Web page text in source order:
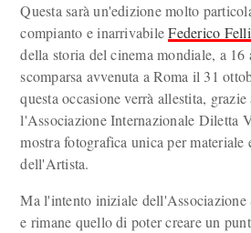
Questa sarà un'edizione molto
compianto e inarrivabileFederico
della storia del cinema mondiale, a 16
scomparsa avvenuta a Roma il 31
questa occasione verrà allestita,
l'Associazione Internazionale Diletta
mostra fotografica unica per materiale
dell'Artista.
Ma l'intento iniziale dell'Associazione
e rimane quello di poter creare un